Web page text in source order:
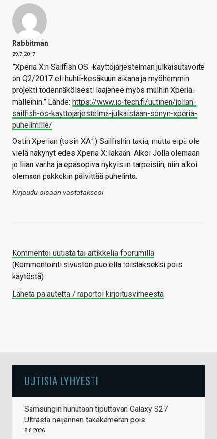
Rabbitman
29.7.2017
”Xperia X:n Sailfish OS -käyttöjärjestelmän julkaisutavoite
on Q2/2017 eli huhti-kesäkuun aikana ja myöhemmin
projekti todennäköisesti laajenee myös muihin Xperia-
malleihin.” Lähde: https://www.io-tech.fi/uutinen/jollan-
sailfish-os-kayttojarjestelma-julkaistaan-sonyn-xperia-
puhelimille/
Ostin Xperian (tosin XA1) Sailfishin takia, mutta eipä ole
vielä näkynyt edes Xperia X:lläkään. Alkoi Jolla olemaan
jo liian vanha ja epäsopiva nykyisiin tarpeisiin, niin alkoi
olemaan pakkokin päivittää puhelinta.
Kirjaudu sisään vastataksesi
Kommentoi uutista tai artikkelia foorumilla
(Kommentointi sivuston puolella toistakseksi pois
käytöstä)
Lähetä palautetta / raportoi kirjoitusvirheestä
UUTISIA LYHYESTI
Samsungin huhutaan tiputtavan Galaxy S27
Ultrasta neljännen takakameran pois
8.8.2026